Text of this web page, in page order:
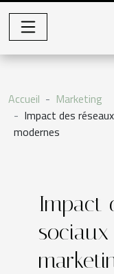
Accueil
Marketing
Impact des
modernes
Impact